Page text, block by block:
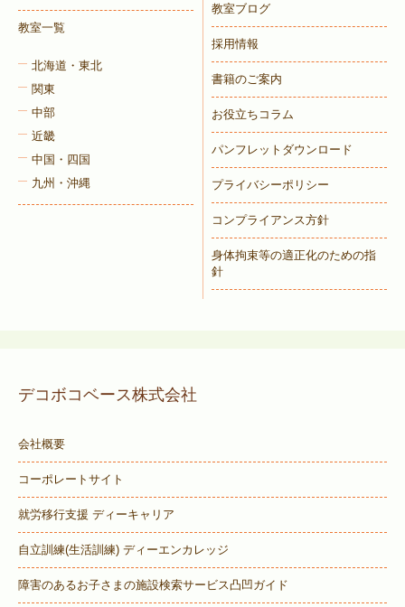
教室一覧
北海道・東北
関東
中部
近畿
中国・四国
九州・沖縄
教室ブログ
採用情報
書籍のご案内
お役立ちコラム
パンフレットダウンロード
プライバシーポリシー
コンプライアンス方針
身体拘束等の適正化のための指
針
デコボコベース株式会社
会社概要
コーポレートサイト
就労移行支援 ディーキャリア
自立訓練(生活訓練) ディーエンカレッジ
障害のあるお子さまの施設検索サービス凸凹ガイド